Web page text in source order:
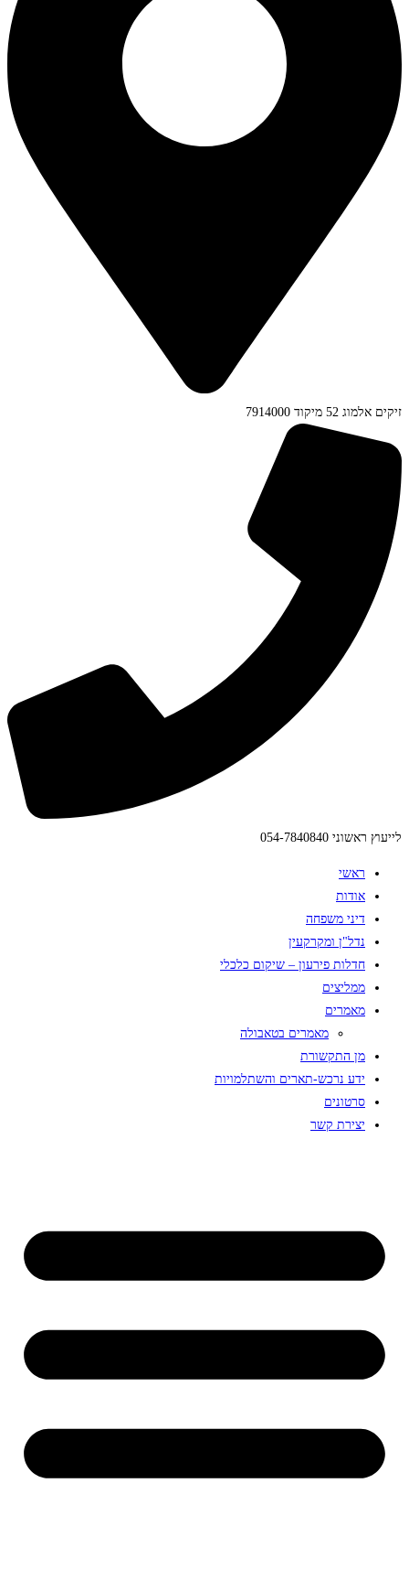
זיקים אלמוג 52 מיקוד 7914000
לייעוץ ראשוני 054-7840840
ראשי
אודות
דיני משפחה
נדל"ן ומקרקעין
חדלות פירעון – שיקום כלכלי
ממליצים
מאמרים
מאמרים בטאבולה
מן התקשורת
ידע נרכש-תארים והשתלמויות
סרטונים
יצירת קשר